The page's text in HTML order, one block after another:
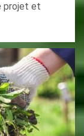
projet et